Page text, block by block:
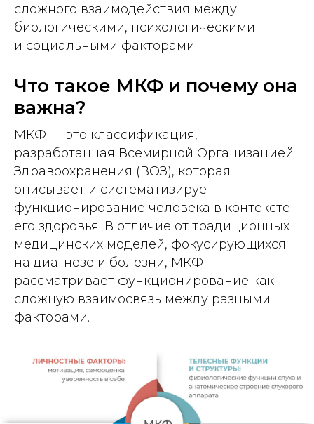
сложного взаимодействия между
биологическими, психологическими
и социальными факторами.
Что такое МКФ и почему она
важна?
МКФ — это классификация,
разработанная Всемирной Организацией
Здравоохранения (ВОЗ), которая
описывает и систематизирует
функционирование человека в контексте
его здоровья. В отличие от традиционных
медицинских моделей, фокусирующихся
на диагнозе и болезни, МКФ
рассматривает функционирование как
сложную взаимосвязь между разными
факторами.